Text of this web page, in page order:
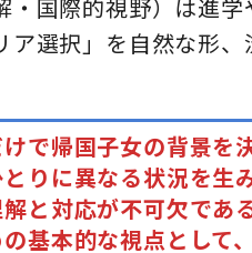
国際的視野）は進学
選択」を自然な形
で帰国子女の背景
りに異なる状況を生
と対応が不可欠である
基本的な視点として